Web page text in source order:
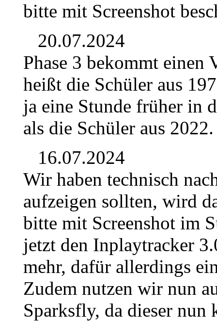
bitte mit Screenshot
20.07.2024
Phase 3 bekommt einen
heißt die Schüler aus
ja eine Stunde früher in
als die Schüler aus 2022.
16.07.2024
Wir haben technisch
aufzeigen sollten, wird
bitte mit Screenshot im
jetzt den Inplaytracker
mehr, dafür allerdings
Zudem nutzen wir nun
Sparksfly, da dieser